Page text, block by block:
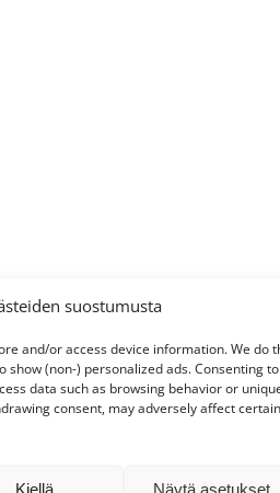
suostumusta
and/or access device information. We do
(non-) personalized ads. Consenting to
data such as browsing behavior or
consent, may adversely affect
Kiellä Näytä asetukset